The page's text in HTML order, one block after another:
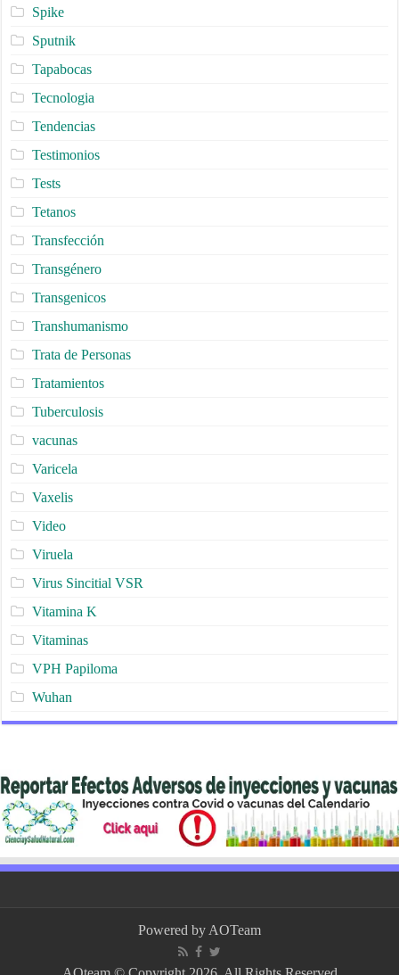
Spike
Sputnik
Tapabocas
Tecnologia
Tendencias
Testimonios
Tests
Tetanos
Transfección
Transgénero
Transgenicos
Transhumanismo
Trata de Personas
Tratamientos
Tuberculosis
vacunas
Varicela
Vaxelis
Video
Viruela
Virus Sincitial VSR
Vitamina K
Vitaminas
VPH Papiloma
Wuhan
Powered by AOTeam